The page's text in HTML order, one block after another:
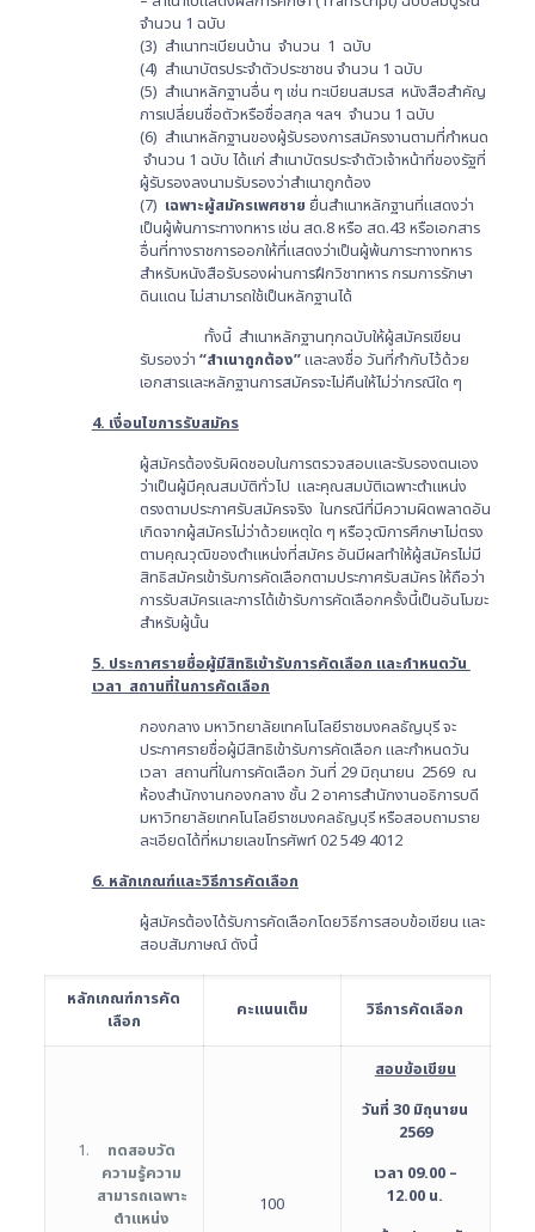
จำนวน 1 ฉบับ
(3) สำเนาทะเบียนบ้าน จำนวน 1 ฉบับ
(4) สำเนาบัตรประจำตัวประชาชน จำนวน 1 ฉบับ
(5) สำเนาหลักฐานอื่น ๆ เช่น ทะเบียนสมรส หนังสือสำคัญ
การเปลี่ยนชื่อตัวหรือชื่อสกุล ฯลฯ จำนวน 1 ฉบับ
(6) สำเนาหลักฐานของผู้รับรองการสมัครงานตามที่กำหนด
จำนวน 1 ฉบับ ได้แก่ สำเนาบัตรประจำตัวเจ้าหน้าที่ของรัฐที่
ผู้รับรองลงนามรับรองว่าสำเนาถูกต้อง
(7) เฉพาะผู้สมัครเพศชาย ยื่นสำเนาหลักฐานที่แสดงว่า
เป็นผู้พ้นภาระทางทหาร เช่น สด.8 หรือ สด.43 หรือเอกสาร
อื่นที่ทางราชการออกให้ที่แสดงว่าเป็นผู้พ้นภาระทางทหาร
สำหรับหนังสือรับรองผ่านการฝึกวิชาทหาร กรมการรักษา
ดินแดน ไม่สามารถใช้เป็นหลักฐานได้
ทั้งนี้ สำเนาหลักฐานทุกฉบับให้ผู้สมัครเขียน
รับรองว่า “สำเนาถูกต้อง”และลงชื่อ วันที่กำกับไว้ด้วย
เอกสารและหลักฐานการสมัครจะไม่คืนให้ไม่ว่ากรณีใด ๆ
4.เงื่อนไขการรับสมัคร
ผู้สมัครต้องรับผิดชอบในการตรวจสอบและรับรองตนเอง
ว่าเป็นผู้มีคุณสมบัติทั่วไป และคุณสมบัติเฉพาะตำแหน่ง
ตรงตามประกาศรับสมัครจริง ในกรณีที่มีความผิดพลาดอัน
เกิดจากผู้สมัครไม่ว่าด้วยเหตุใด ๆ หรือวุฒิการศึกษาไม่ตรง
ตามคุณวุฒิของตำแหน่งที่สมัคร อันมีผลทำให้ผู้สมัครไม่มี
สิทธิสมัครเข้ารับการคัดเลือกตามประกาศรับสมัคร ให้ถือว่า
การรับสมัครและการได้เข้ารับการคัดเลือกครั้งนี้เป็นอันโมฆะ
สำหรับผู้นั้น
5.ประกาศรายชื่อผู้มีสิทธิเข้ารับการคัดเลือก และกำหนดวัน
เวลา สถานที่ในการคัดเลือก
กองกลาง มหาวิทยาลัยเทคโนโลยีราชมงคลธัญบุรี จะ
ประกาศรายชื่อผู้มีสิทธิเข้ารับการคัดเลือก และกำหนดวัน
เวลา สถานที่ในการคัดเลือก วันที่ 29 มิถุนายน 2569 ณ
ห้องสำนักงานกองกลาง ชั้น 2 อาคารสำนักงานอธิการบดี
มหาวิทยาลัยเทคโนโลยีราชมงคลธัญบุรี หรือสอบถามราย
ละเอียดได้ที่หมายเลขโทรศัพท์ 02 549 4012
6.หลักเกณฑ์และวิธีการคัดเลือก
ผู้สมัครต้องได้รับการคัดเลือกโดยวิธีการสอบข้อเขียน และ
สอบสัมภาษณ์ ดังนี้
หลักเกณฑ์การคัด
เลือก
คะแนนเต็ม วิธีการคัดเลือก
ทดสอบวัด
ความรู้ความ
สามารถเฉพาะ
ตำแหน่ง
100
สอบข้อเขียน
วันที่ 30 มิถุนายน
2569
เวลา 09.00 –
12.00 น.